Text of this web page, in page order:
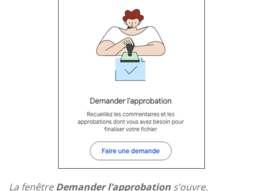
La fenêtreDemander l’approbation s’ouvre.